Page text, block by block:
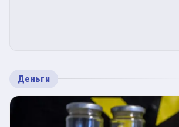
Деньги